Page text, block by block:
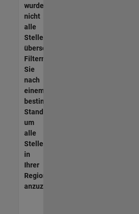
wurden
nicht
alle
Stellen
übersetzt.
Filtern
Sie
nach
einem
bestimmten
Standort,
um
alle
Stellenangebote
in
Ihrer
Region
anzuzeigen.